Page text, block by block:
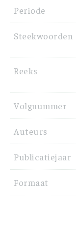
Periode
Steekwoorden
Reeks
Volgnummer
Auteurs
Publicatiejaar
Formaat